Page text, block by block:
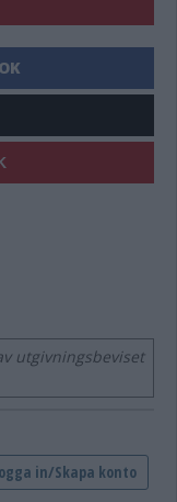
utgivningsbeviset